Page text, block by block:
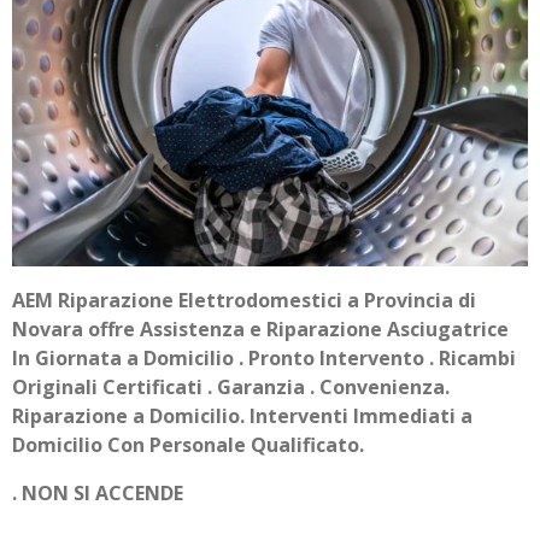
AEM Riparazione Elettrodomestici a Provincia di
Novara offre Assistenza e Riparazione Asciugatrice
In Giornata a Domicilio . Pronto Intervento . Ricambi
Originali Certificati . Garanzia . Convenienza.
Riparazione a Domicilio. Interventi Immediati a
Domicilio Con Personale Qualificato.
. NON SI ACCENDE